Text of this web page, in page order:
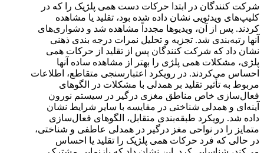
شرکت کنندگان در ابتدا حرکات دست همی پلژیک را که در
کلیپ‌های ویدئویی نشان داده شده بود، تقلید یا مشاهده
کردند. پس از آن، ویدیوها مجدداً مشاهده شد و دشواری‌های
آنها رتبه‌بندی شد. تجزیه و تحلیل نمرات درجه بندی ذهنی
نشان داد که شرکت کنندگان پس از تقلید از حرکات همی
پلژی، مشکلات همی پلژی را بهتر از مشاهده ساده آنها
احساس می‌کردند. در رویکرد اعتبارسنجی متقاطع، اطلاعات
مربوط به تأثیر تقلید بر همدلی با مشکلات در الگوهای
فعال‌سازی خاص مناطق مغزی درگیر در سیستم نورون
آینه‌ای و همدلی شناختی در مقایسه با سایر شرایط نشان
داده شد. رویکرد طبقه‌بندی متقابل، الگوهای فعال‌سازی
متمایز را در نواحی مغز درگیر در همدلی عاطفی و شناختی،
در حالی که فرد حرکات همی پلژیک را تقلید یا احساس